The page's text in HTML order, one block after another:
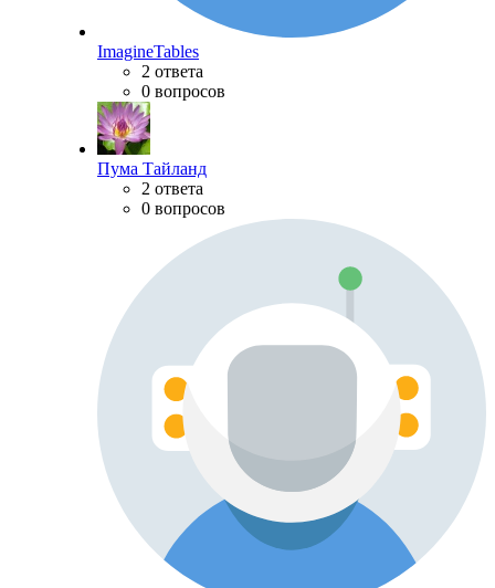
ImagineTables
2 ответа
0 вопросов
Пума Тайланд
2 ответа
0 вопросов